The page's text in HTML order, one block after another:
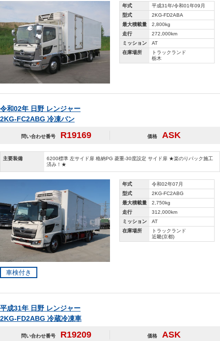
年式
平成31年/令和01年09月
型式
2KG-FD2ABA
最大積載量
2,800kg
走行
272,000km
ミッション
AT
在庫場所
トラックランド
栃木
令和02年 日野 レンジャー
2KG-FC2ABG 冷凍バン
問い合わせ番号 R19169 価格 ASK
主要装備
6200標準 左サイド扉 格納PG 菱重-30度設定 サイド扉 ★楽のりパック施工
済み！★
年式
令和02年07月
型式
2KG-FC2ABG
最大積載量
2,750kg
走行
312,000km
ミッション
AT
在庫場所
トラックランド
近畿(京都)
車検付き
平成31年 日野 レンジャー
2KG-FD2ABG 冷蔵冷凍車
問い合わせ番号 R19209 価格 ASK